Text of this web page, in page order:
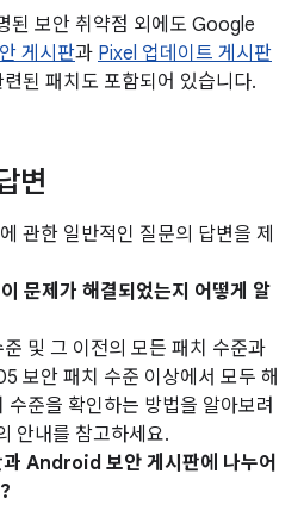
된 보안 취약점 외에도 Google
게시판과 Pixel 업데이트 게시판
된 패치도 포함되어 있습니다.
변
관한 일반적인 질문의 답변을 제
문제가 해결되었는지 어떻게 알
및 그 이전의 모든 패치 수준과
보안 패치 수준 이상에서 모두 해
준을 확인하는 방법을 알아보려
안내를 참고하세요.
Android 보안 게시판에 나누어